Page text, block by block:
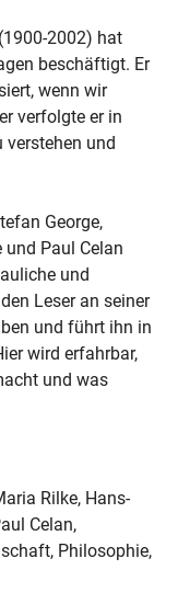
2002) hat
beschäftigt. Er
wenn wir
verfolgte er in
verstehen und
George,
und Paul Celan
und
Leser an seiner
und führt ihn in
wird erfahrbar,
und was
Rilke, Hans-
Celan,
Philosophie,